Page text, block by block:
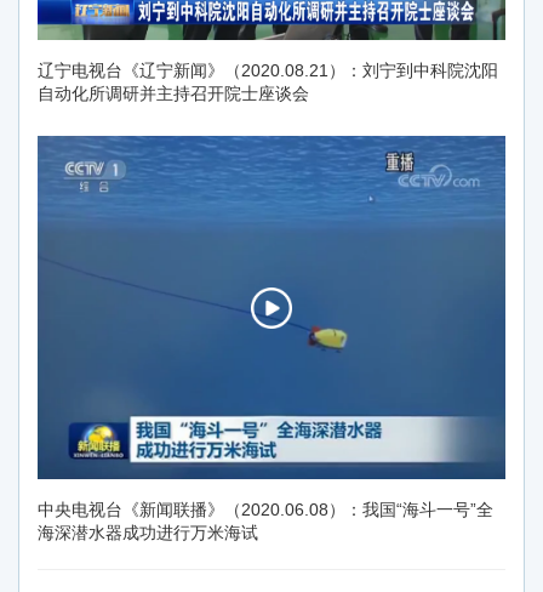
辽宁电视台《辽宁新闻》（2020.08.21）：刘宁到中科院沈阳
自动化所调研并主持召开院士座谈会
中央电视台《新闻联播》（2020.06.08）：我国“海斗一号”全
海深潜水器成功进行万米海试